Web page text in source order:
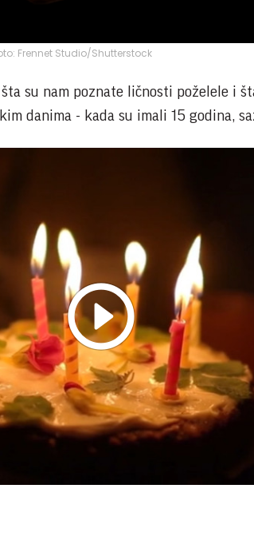
Frennet Studio/Shutterstock
su nam poznate ličnosti poželele i
danima - kada su imali 15 godina,